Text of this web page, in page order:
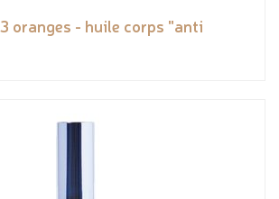
oranges - huile corps "anti